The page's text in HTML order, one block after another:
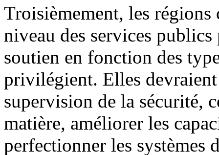
Troisièmement, les régions
niveau des services
soutien en fonction des
privilégient. Elles
supervision de la sécurité,
matière, améliorer les
perfectionner les systèmes